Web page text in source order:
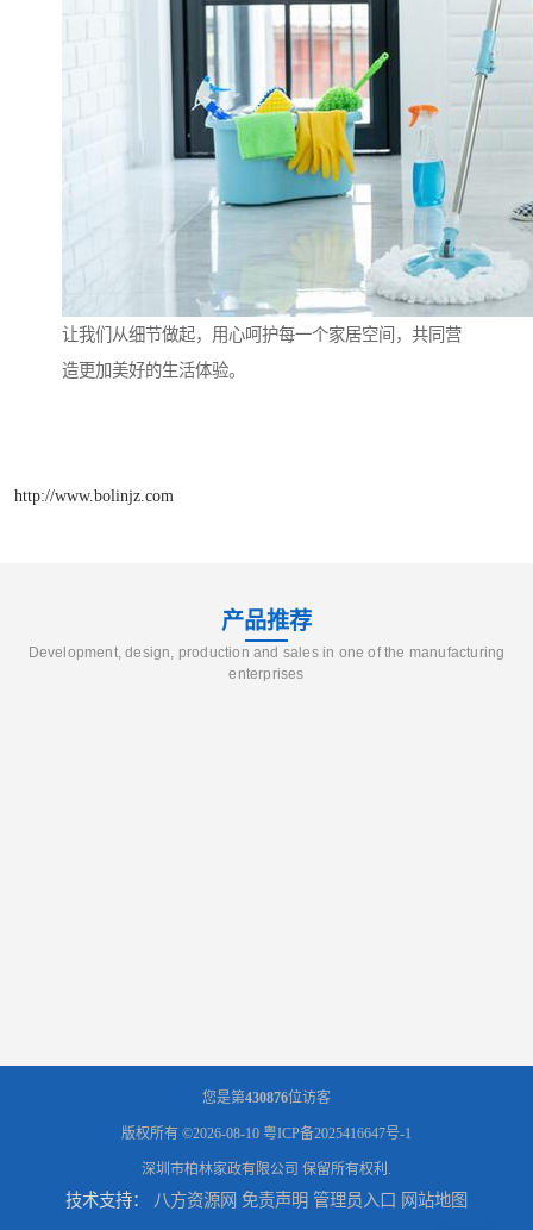
让我们从细节做起，用心呵护每一个家居空间，共同营
造更加美好的生活体验。
http://www.bolinjz.com
产品推荐
Development, design, production and sales in one of the manufacturing
enterprises
您是第430876位访客
版权所有 ©2026-08-10 粤ICP备2025416647号-1
深圳市柏林家政有限公司 保留所有权利.
技术支持： 八方资源网 免责声明 管理员入口 网站地图